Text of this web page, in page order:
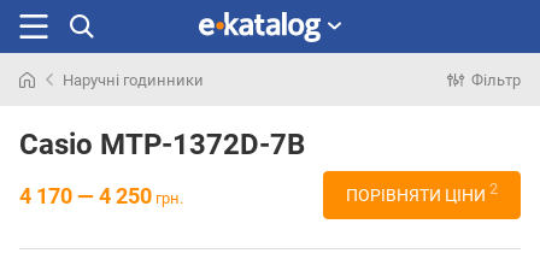
раніше
Наручні годинники Фільтр
Casio MTP-1372D-7B
4 170 — 4 250 грн. ПОРІВНЯТИ ЦІНИ 2